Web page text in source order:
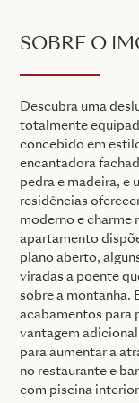
SOBRE O
Descubra uma
totalmente
concebido em
encantadora
pedra e madeira, e
residências
moderno e charme
apartamento
plano aberto,
viradas a poente
sobre a montanha.
acabamentos para
vantagem
para aumentar a
no restaurante e
com piscina